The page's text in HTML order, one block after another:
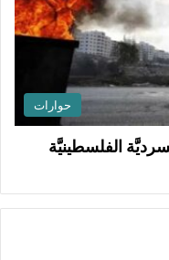
حوارات
الفلسطينيَّة